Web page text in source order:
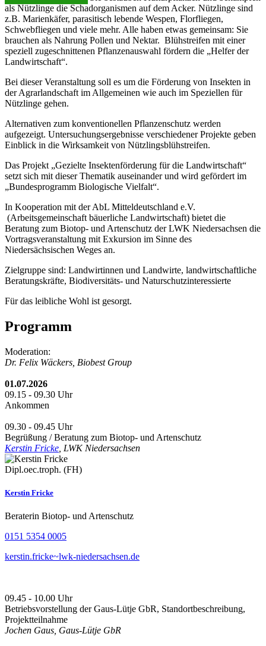
als Nützlinge die Schadorganismen auf dem Acker. Nützlinge sind
z.B. Marienkäfer, parasitisch lebende Wespen, Florfliegen,
Schwebfliegen und viele mehr. Alle haben etwas gemeinsam: Sie
brauchen als Nahrung Pollen und Nektar. Blühstreifen mit einer
speziell zugeschnittenen Pflanzenauswahl fördern die „Helfer der
Landwirtschaft“.
Bei dieser Veranstaltung soll es um die Förderung von Insekten in
der Agrarlandschaft im Allgemeinen wie auch im Speziellen für
Nützlinge gehen.
Alternativen zum konventionellen Pflanzenschutz werden
aufgezeigt. Untersuchungsergebnisse verschiedener Projekte geben
Einblick in die Wirksamkeit von Nützlingsblühstreifen.
Das Projekt „Gezielte Insektenförderung für die Landwirtschaft“
setzt sich mit dieser Thematik auseinander und wird gefördert im
„Bundesprogramm Biologische Vielfalt“.
In Kooperation mit der AbL Mitteldeutschland e.V.
(Arbeitsgemeinschaft bäuerliche Landwirtschaft) bietet die
Beratung zum Biotop- und Artenschutz der LWK Niedersachsen die
Vortragsveranstaltung mit Exkursion im Sinne des
Niedersächsischen Weges an.
Zielgruppe sind: Landwirtinnen und Landwirte, landwirtschaftliche
Beratungskräfte, Biodiversitäts- und Naturschutzinteressierte
Für das leibliche Wohl ist gesorgt.
Programm
Moderation:
Dr. Felix Wäckers, Biobest Group
01.07.2026
09.15 - 09.30 Uhr
Ankommen
09.30 - 09.45 Uhr
Begrüßung / Beratung zum Biotop- und Artenschutz
Kerstin Fricke , LWK Niedersachsen
Dipl.oec.troph. (FH)
Kerstin Fricke
Beraterin Biotop- und Artenschutz
0151 5354 0005
kerstin.fricke~lwk-niedersachsen.de
09.45 - 10.00 Uhr
Betriebsvorstellung der Gaus-Lütje GbR, Standortbeschreibung,
Projektteilnahme
Jochen Gaus, Gaus-Lütje GbR